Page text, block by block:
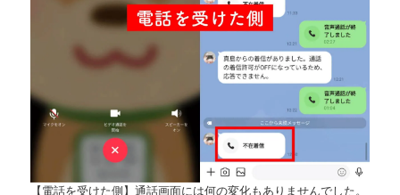
【電話を受けた側】通話画面には何の変化もありませんでした。